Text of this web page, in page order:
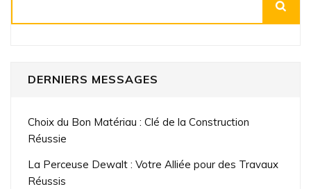
DERNIERS MESSAGES
Choix du Bon Matériau : Clé de la Construction
Réussie
La Perceuse Dewalt : Votre Alliée pour des Travaux
Réussis